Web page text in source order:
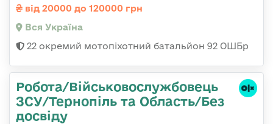
від 20000 до 120000 грн
Вся Україна
22 окремий мотопіхотний батальйон 92 ОШБр
Робота/Військовослужбовець
ЗСУ/Тернопіль та Область/Без
досвіду